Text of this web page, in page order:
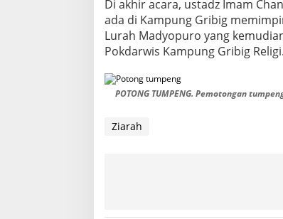
Di akhir acara, ustadz Imam
ada di Kampung Gribig
Lurah Madyopuro yang
Pokdarwis Kampung Gribig Religi.
POTONG TUMPENG. Pemotongan
Ziarah